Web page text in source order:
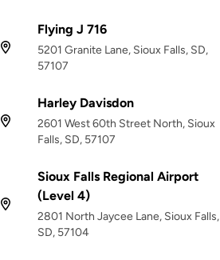
Flying J 716
5201 Granite Lane, Sioux Falls, SD,
57107
Harley Davisdon
2601 West 60th Street North, Sioux
Falls, SD, 57107
Sioux Falls Regional Airport
(Level 4)
2801 North Jaycee Lane, Sioux Falls,
SD, 57104